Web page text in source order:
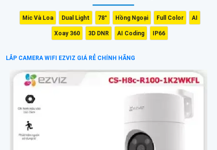
Mic Và Loa Dual Light 78° Hồng Ngoại Full Color AI
Xoay 360 3D DNR AI Coding IP66
LẮP CAMERA WIFI EZVIZ GIÁ RẺ CHÍNH HÃNG